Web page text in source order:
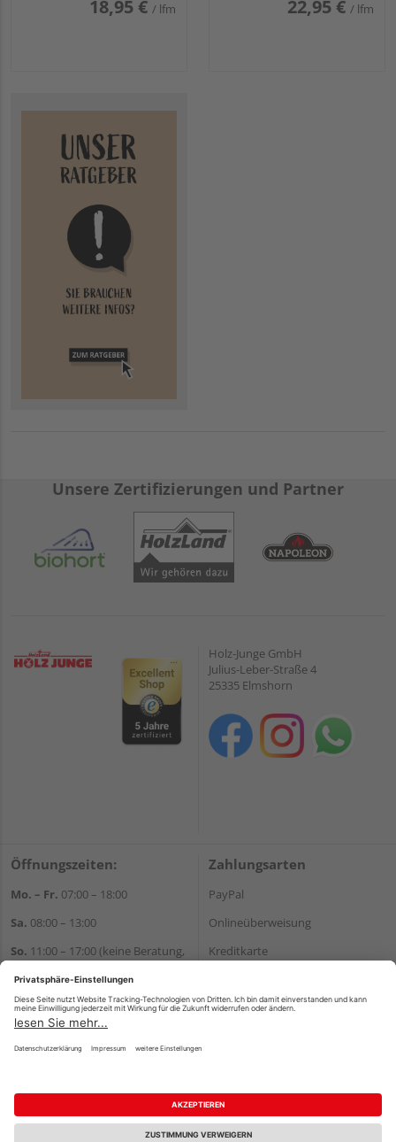
18,95 € / lfm 22,95 € / lfm
Unsere Zertifizierungen und Partner
Holz-Junge GmbH
Julius-Leber-Straße 4
25335 Elmshorn
Öffnungszeiten:
Mo. – Fr. 07:00 – 18:00
Sa. 08:00 – 13:00
So. 11:00 – 17:00 (keine Beratung,
Samstags nur Abholservice, keine
Beratung
weiter
E-Mail:onlineshop@holz-
Zahlungsarten
PayPal
Onlineüberweisung
Kreditkarte
*Bonität vorausgesetzt